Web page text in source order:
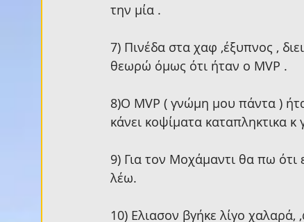
την μία .
7) Πινέδα στα χαφ ,έξυπνος ,
θεωρώ όμως ότι ήταν ο MVP .
8)Ο ΜVP ( γνώμη μου πάντα )
κάνει κοψίματα καταπληκτικα κ
9) Για τον Μοχάμαντι θα πω ότι
λέω.
10) Ελιασον βγήκε λίγο χαλαρά,